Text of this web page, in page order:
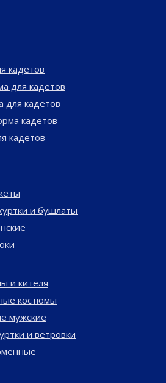
кадетов
для кадетов
для кадетов
кадетов
кадетов
и бушлаты
и кителя
костюмы
мужские
и ветровки